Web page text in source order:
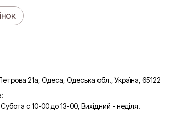
21а, Одеса, Одеська обл., Україна, 65122
с 10-00 до 13-00, Вихідний - неділя.